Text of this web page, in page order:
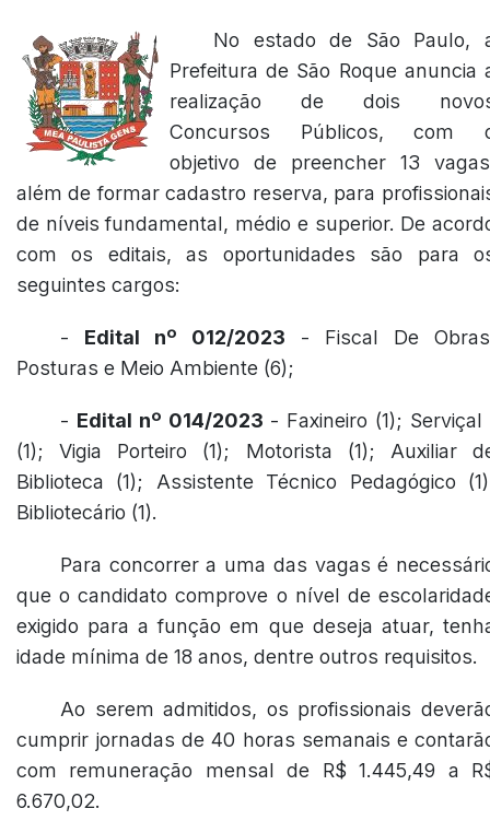
No estado de São Paulo,
Prefeitura de São Roque anuncia
realização de dois
Concursos Públicos, com
objetivo de preencher 13
além de formar cadastro reserva, para
de níveis fundamental, médio e superior. De
com os editais, as oportunidades são para
seguintes cargos:
- Edital nº 012/2023 - Fiscal De
Posturas e Meio Ambiente (6);
- Edital nº 014/2023 - Faxineiro (1); Serviçal
(1); Vigia Porteiro (1); Motorista (1); Auxiliar
Biblioteca (1); Assistente Técnico Pedagógico
Bibliotecário (1).
Para concorrer a uma das vagas é
que o candidato comprove o nível de
exigido para a função em que deseja atuar,
idade mínima de 18 anos, dentre outros requisitos.
Ao serem admitidos, os profissionais
cumprir jornadas de 40 horas semanais e
com remuneração mensal de R$ 1.445,49 a
6.670,02.